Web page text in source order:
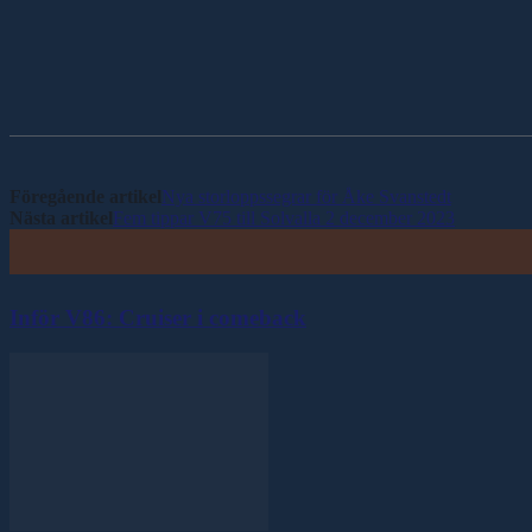
Föregående artikelNya storloppssegrar för Åke Svanstedt
Nästa artikelFem tippar V75 till Solvalla 2 december 2023
Inför V86: Cruiser i comeback